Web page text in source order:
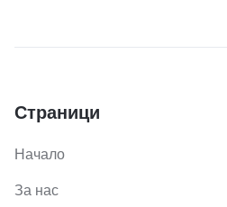
Страници
Начало
За нас